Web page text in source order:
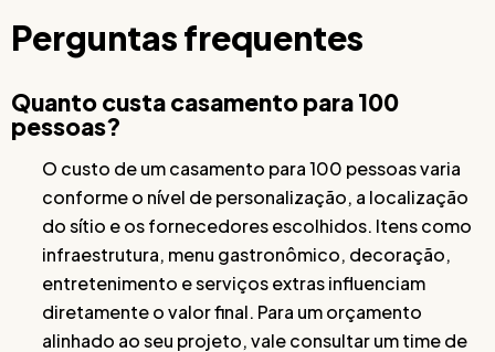
Perguntas frequentes
Quanto custa casamento para 100
pessoas?
O custo de um casamento para 100 pessoas varia
conforme o nível de personalização, a localização
do sítio e os fornecedores escolhidos. Itens como
infraestrutura, menu gastronômico, decoração,
entretenimento e serviços extras influenciam
diretamente o valor final. Para um orçamento
alinhado ao seu projeto, vale consultar um time de